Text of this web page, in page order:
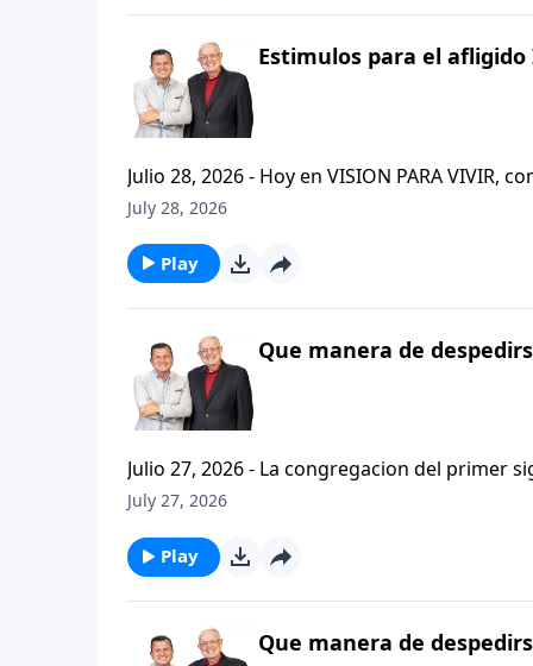
Estimulos para el afligido
Julio 28, 2026 - Hoy en VISION PARA
CRISTIANISMO FIRME: UN ESTUDIO DE 2
el pastor Carlos A. Zazueta titulo: "ESTIMULOS
July 28, 2026
Play
Que manera de
Julio 27, 2026 - La congregacion del primer
interpersonales cristianas y genuinas. Se afirmaban mutuamente. Daban cuentas de si mismos unos con
que significa desarrollar relaciones
July 27, 2026
Play
Que manera de